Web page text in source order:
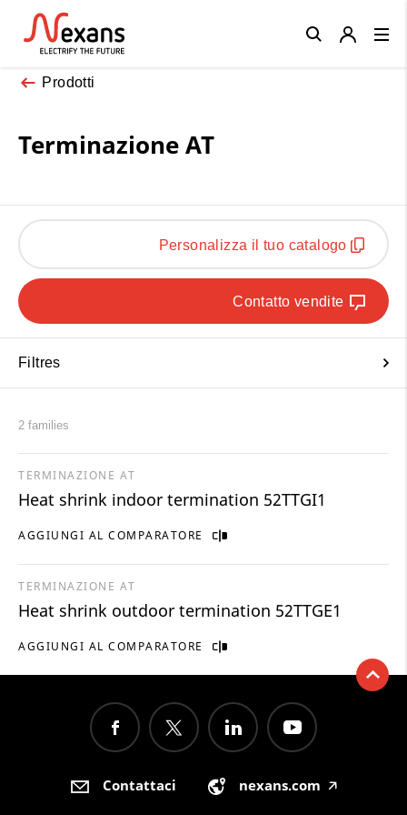
Prodotti
Terminazione AT
Personalizza il tuo catalogo
Contatto vendite
Filtres
2 families
AGGIUNGI AL COMPARATORE
TERMINAZIONE AT
Heat shrink indoor termination 52TTGI1
AGGIUNGI AL COMPARATORE
TERMINAZIONE AT
Heat shrink outdoor termination 52TTGE1
Close
Contattaci nexans.com 🡥